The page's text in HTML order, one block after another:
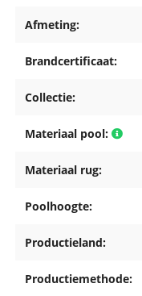
Afmeting:
Brandcertificaat:
Collectie:
Materiaal pool:
Materiaal rug:
Poolhoogte:
Productieland:
Productiemethode: